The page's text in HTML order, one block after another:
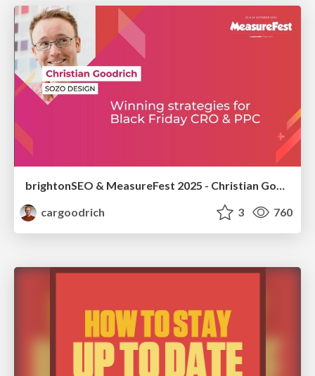
brightonSEO & MeasureFest 2025 - Christian Goodrich - Winning strategies for Black Friday CRO & PPC
cargoodrich
3 760